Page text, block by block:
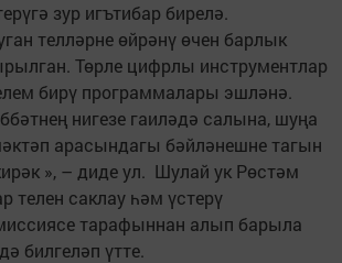
зур игътибар бирелә.
телләрне өйрәнү өчен барлык
Төрле цифрлы инструментлар
бирү программалары эшләнә.
нигезе гаиләдә салына, шуңа
арасындагы бәйләнешне тагын
», – диде ул. Шулай ук Рөстәм
телен саклау һәм үстерү
тарафыннан алып барыла
билгеләп үтте.